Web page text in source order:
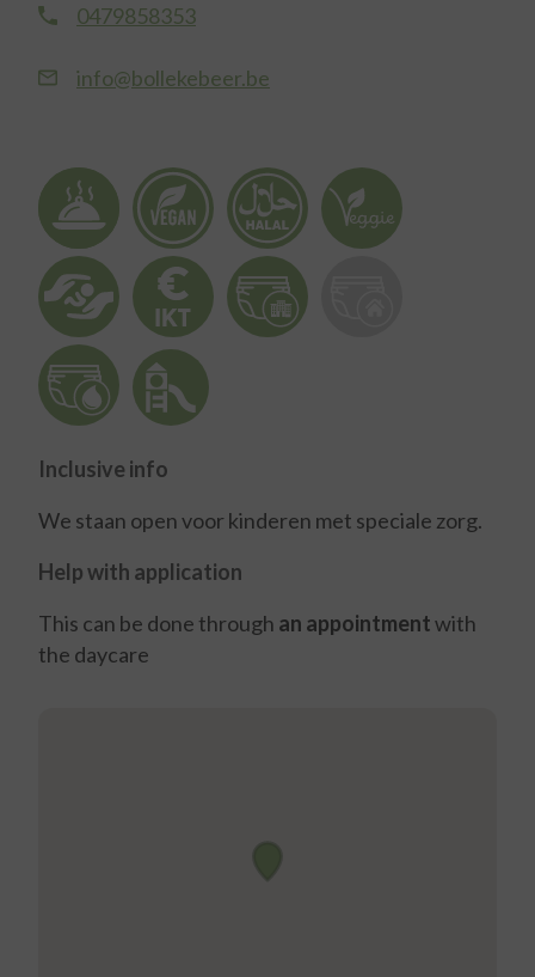
0479858353
info@bollekebeer.be
Inclusive info
We staan open voor kinderen met speciale zorg.
Help with application
This can be done through an appointmentwith
the daycare